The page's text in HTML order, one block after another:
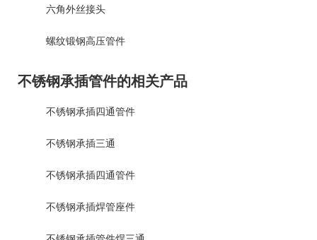
六角外丝接头
螺纹锻钢高压管件
不锈钢承插管件的相关产品
不锈钢承插四通管件
不锈钢承插三通
不锈钢承插四通管件
不锈钢承插焊管座件